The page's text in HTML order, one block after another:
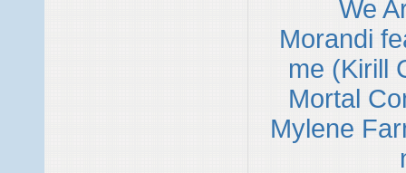
We
Morandi
me (Kirill
Mortal
Mylene